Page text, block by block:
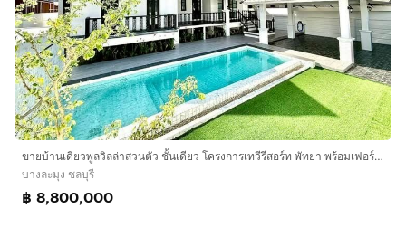
ขายบ้านเดี่ยวพูลวิลล่าส่วนตัว ชั้นเดียว โครงการเทวีรีสอร์ท พัทยา พร้อมเฟอร์นิเจอร์และเครื่องใช้ไฟฟ้าครบ ใกล้หาดจอมเทียน
บางละมุง ชลบุรี
฿ 8,800,000